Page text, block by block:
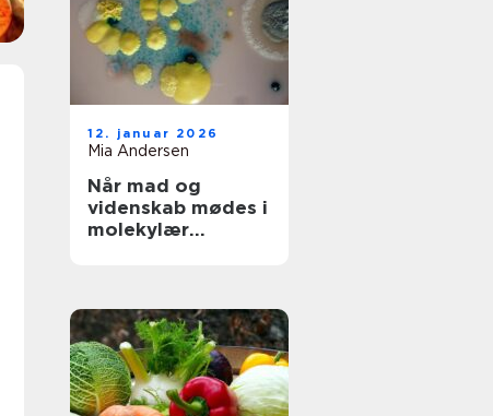
12. januar 2026
Mia Andersen
Når mad og
videnskab mødes i
molekylær